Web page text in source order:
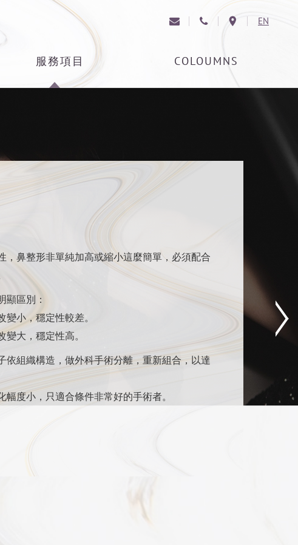
EN
SERVICE COLOUMNS
鼻整形非單純加高或縮小這麼簡單，必須配合
顯區別：
小，穩定性較差。
大，穩定性高。
組織構造，做外科手術分離，重新組合，以達
度小，只適合條件非常好的手術者。